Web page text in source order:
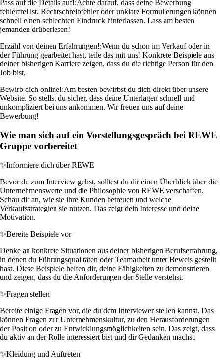
Pass auf die Details auf!:Achte darauf, dass deine Bewerbung
fehlerfrei ist. Rechtschreibfehler oder unklare Formulierungen können
schnell einen schlechten Eindruck hinterlassen. Lass am besten
jemanden drüberlesen!
Erzähl von deinen Erfahrungen!:Wenn du schon im Verkauf oder in
der Führung gearbeitet hast, teile das mit uns! Konkrete Beispiele aus
deiner bisherigen Karriere zeigen, dass du die richtige Person für den
Job bist.
Bewirb dich online!:Am besten bewirbst du dich direkt über unsere
Website. So stellst du sicher, dass deine Unterlagen schnell und
unkompliziert bei uns ankommen. Wir freuen uns auf deine
Bewerbung!
Wie man sich auf ein Vorstellungsgespräch bei REWE
Gruppe vorbereitet
✨Informiere dich über REWE
Bevor du zum Interview gehst, solltest du dir einen Überblick über die
Unternehmenswerte und die Philosophie von REWE verschaffen.
Schau dir an, wie sie ihre Kunden betreuen und welche
Verkaufsstrategien sie nutzen. Das zeigt dein Interesse und deine
Motivation.
✨Bereite Beispiele vor
Denke an konkrete Situationen aus deiner bisherigen Berufserfahrung,
in denen du Führungsqualitäten oder Teamarbeit unter Beweis gestellt
hast. Diese Beispiele helfen dir, deine Fähigkeiten zu demonstrieren
und zeigen, dass du die Anforderungen der Stelle verstehst.
✨Fragen stellen
Bereite einige Fragen vor, die du dem Interviewer stellen kannst. Das
können Fragen zur Unternehmenskultur, zu den Herausforderungen
der Position oder zu Entwicklungsmöglichkeiten sein. Das zeigt, dass
du aktiv an der Rolle interessiert bist und dir Gedanken machst.
✨Kleidung und Auftreten